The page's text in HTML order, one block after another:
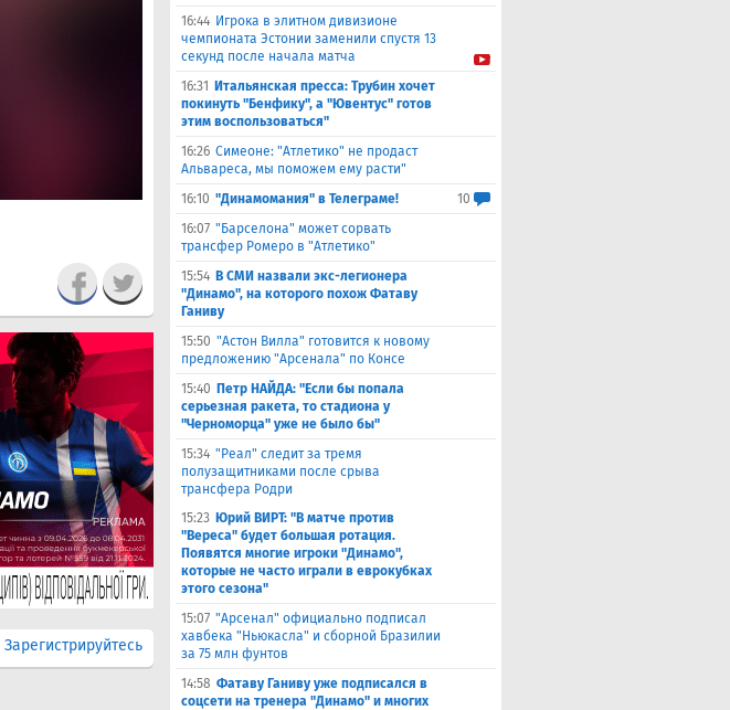
Зарегистрируйтесь
16:44 Игрока в элитном дивизионе
чемпионата Эстонии заменили спустя 13
секунд после начала матча
16:31
Итальянская пресса: Трубин хочет
покинуть "Бенфику", а "Ювентус" готов
этим воспользоваться"
16:26 Симеоне: "Атлетико" не продаст
Альвареса, мы поможем ему расти"
16:10 "Динамомания" в Телеграме!
10
16:07 "Барселона" может сорвать
трансфер Ромеро в "Атлетико"
15:54 В СМИ назвали экс-легионера
"Динамо", на которого похож Фатаву
Ганиву
15:50 "Астон Вилла" готовится к новому
предложению "Арсенала" по Консе
15:40 Петр НАЙДА: "Если бы попала
серьезная ракета, то стадиона у
"Черноморца" уже не было бы"
15:34 "Реал" следит за тремя
полузащитниками после срыва
трансфера Родри
15:23 Юрий ВИРТ: "В матче против
"Вереса" будет большая ротация.
Появятся многие игроки "Динамо",
которые не часто играли в еврокубках
этого сезона"
15:07 "Арсенал" официально подписал
хавбека "Ньюкасла" и сборной Бразилии
за 75 млн фунтов
14:58 Фатаву Ганиву уже подписался в
соцсети на тренера "Динамо" и многих